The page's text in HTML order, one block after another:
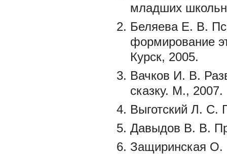
младших
Беляева Е. В.
формирование
Курск, 2005.
Вачков И. В.
сказку. М., 2007.
Выготский Л. С.
Давыдов В. В.
Защиринская О.